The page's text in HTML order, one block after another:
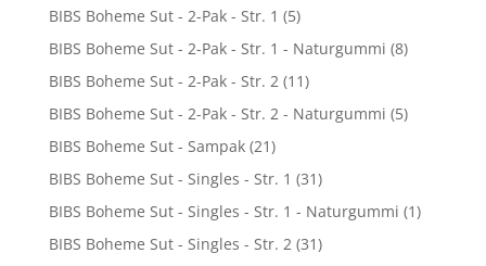
BIBS Boheme Sut - 2-Pak - Str. 1 (5)
BIBS Boheme Sut - 2-Pak - Str. 1 - Naturgummi (8)
BIBS Boheme Sut - 2-Pak - Str. 2 (11)
BIBS Boheme Sut - 2-Pak - Str. 2 - Naturgummi (5)
BIBS Boheme Sut - Sampak (21)
BIBS Boheme Sut - Singles - Str. 1 (31)
BIBS Boheme Sut - Singles - Str. 1 - Naturgummi (1)
BIBS Boheme Sut - Singles - Str. 2 (31)